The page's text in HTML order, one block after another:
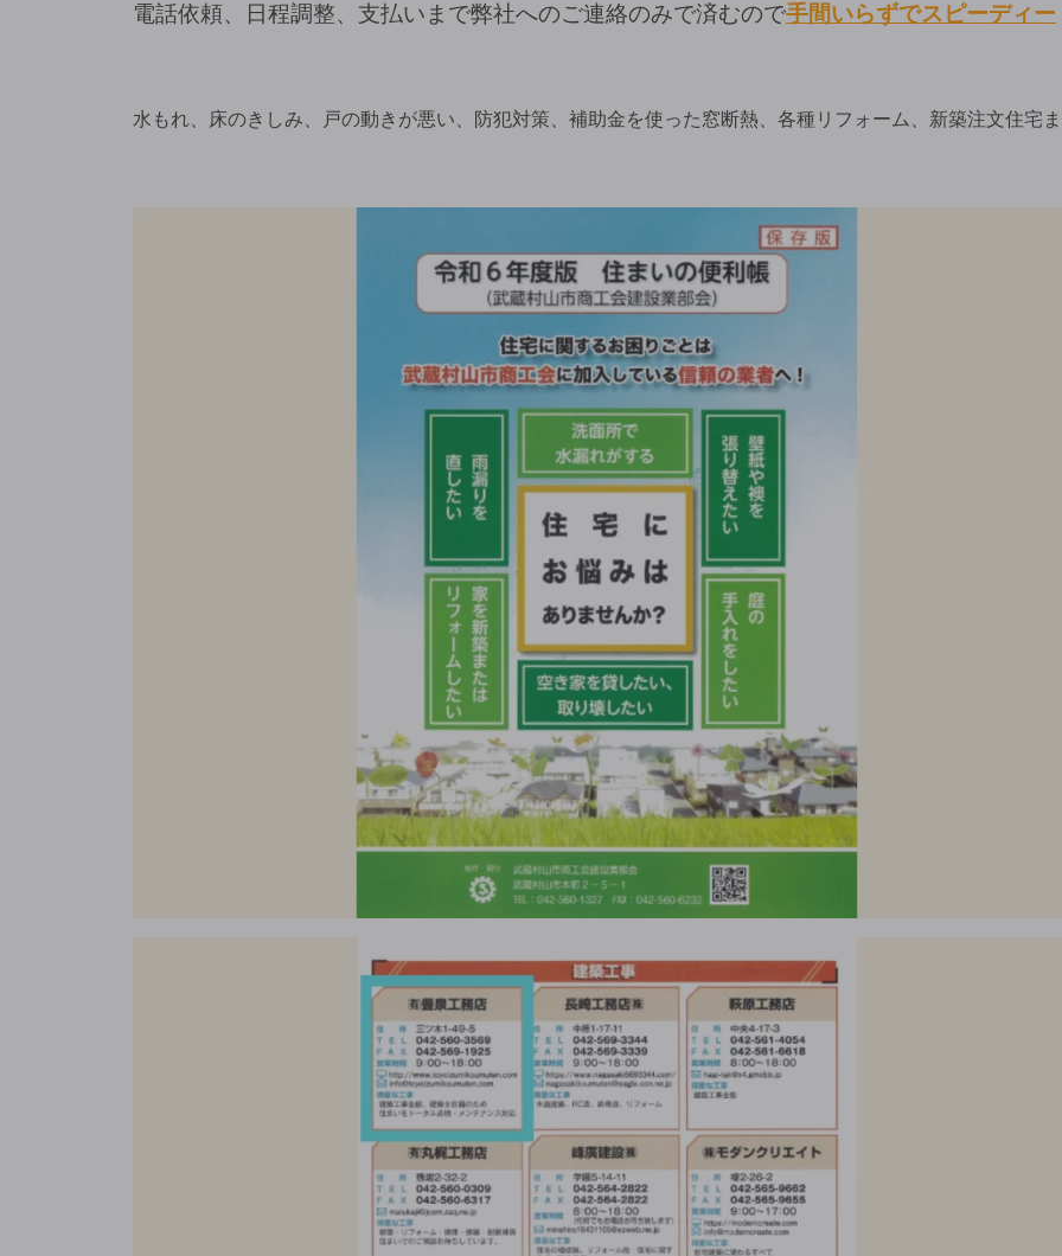
電話依頼、日程調整、支払いまで弊社へのご連絡のみで済むので手間いらずでスピーディー
水もれ、床のきしみ、戸の動きが悪い、防犯対策、補助金を使った窓断熱、各種リフォーム、新築注文住宅ま